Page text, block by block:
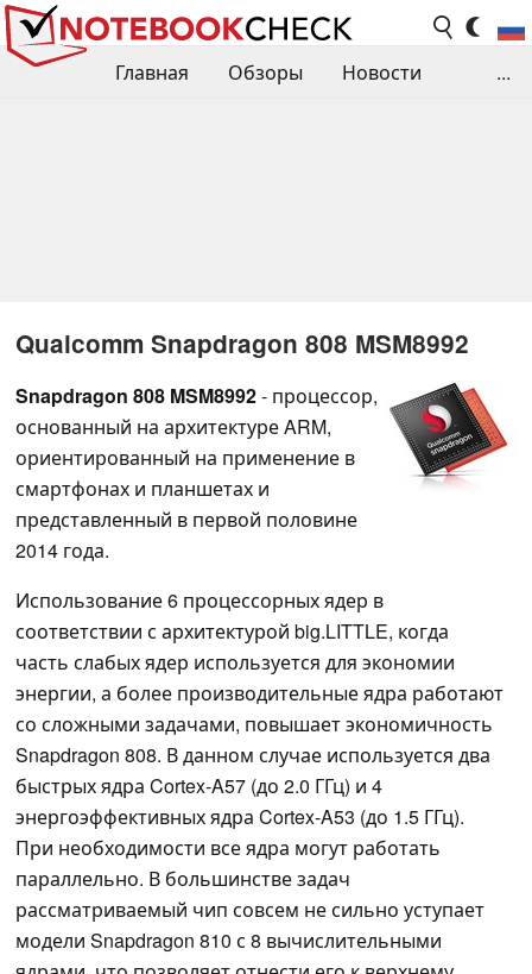
Главная Обзоры
Новости
...
Qualcomm Snapdragon 808 MSM8992
Snapdragon 808 MSM8992- процессор,
основанный на архитектуре ARM,
ориентированный на применение в
смартфонах и планшетах и
представленный в первой половине
2014 года.
Использование 6 процессорных ядер в
соответствии с архитектурой big.LITTLE, когда
часть слабых ядер используется для экономии
энергии, а более производительные ядра работают
со сложными задачами, повышает экономичность
Snapdragon 808. В данном случае используется два
быстрых ядра Cortex-A57 (до 2.0 ГГц) и 4
энергоэффективных ядра Cortex-A53 (до 1.5 ГГц).
При необходимости все ядра могут работать
параллельно. В большинстве задач
рассматриваемый чип совсем не сильно уступает
модели Snapdragon 810 с 8 вычислительными